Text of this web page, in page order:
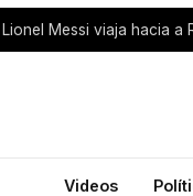
Videos